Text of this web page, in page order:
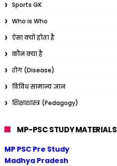
Sports GK
Who is Who
ऐसा क्यों होता है
कौन क्या है
रोग (Disease)
विविध सामान्य ज्ञान
शिक्षाशास्त्र (Pedagogy)
MP-PSC STUDY MATERIALS
MP PSC Pre Study
Madhya Pradesh